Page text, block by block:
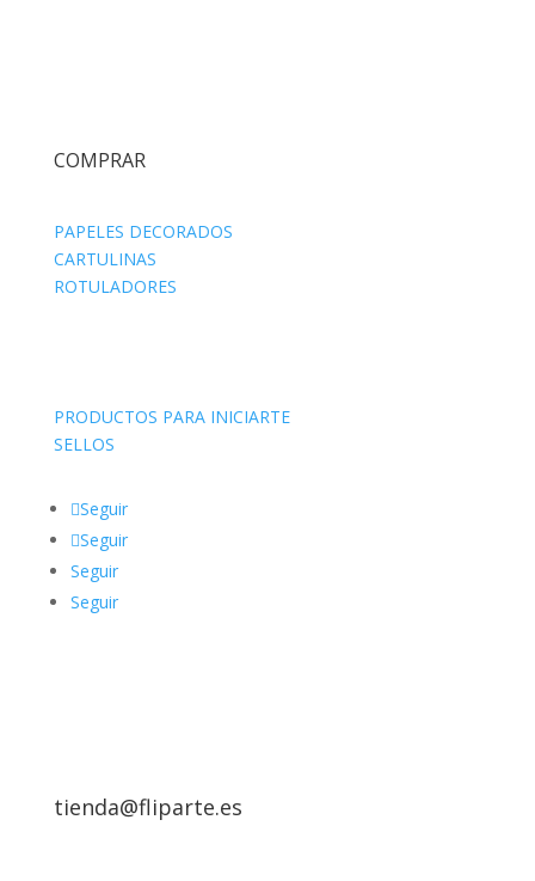
COMPRAR
PAPELES DECORADOS
CARTULINAS
ROTULADORES
PRODUCTOS PARA INICIARTE
SELLOS
Seguir
Seguir
Seguir
Seguir
tienda@fliparte.es